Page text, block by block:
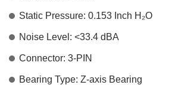
Static Pressure: 0.153 Inch H₂O
Noise Level: <33.4 dBA
Connector: 3-PIN
Bearing Type: Z-axis Bearing